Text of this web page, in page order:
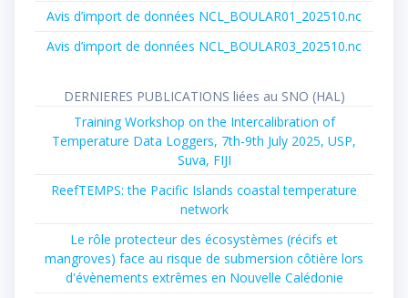
Avis d’import de données NCL_BOULAR01_202510.nc
Avis d’import de données NCL_BOULAR03_202510.nc
DERNIERES PUBLICATIONS liées au SNO (HAL)
Training Workshop on the Intercalibration of
Temperature Data Loggers, 7th-9th July 2025, USP,
Suva, FIJI
ReefTEMPS: the Pacific Islands coastal temperature
network
Le rôle protecteur des écosystèmes (récifs et
mangroves) face au risque de submersion côtière lors
d'évènements extrêmes en Nouvelle Calédonie